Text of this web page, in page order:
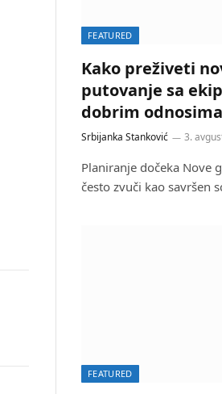
FEATURED
Kako preživeti
putovanje sa
dobrim odnosima
Srbijanka Stanković 3.
Planiranje dočeka Nove
često zvuči kao savršen
FEATURED